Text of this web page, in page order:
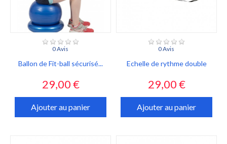
0 Avis
Ballon de Fit-ball sécurisé...
Prix
29,00 €
Ajouter au panier
0 Avis
Echelle de rythme double
Prix
29,00 €
Ajouter au panier